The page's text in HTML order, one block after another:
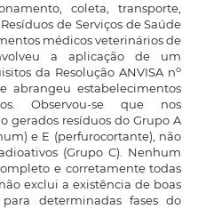
coleta, transporte,
de Serviços de Saúde
médicos veterinários de
a aplicação de um
da Resolução ANVISA no
abrangeu estabelecimentos
Observou-se que nos
gerados resíduos do Grupo A
e E (perfurocortante), não
(Grupo C). Nenhum
e corretamente todas
exclui a existência de boas
determinadas fases do